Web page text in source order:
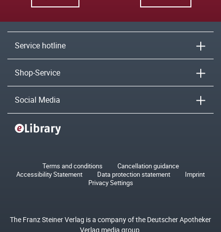
Service hotline
Shop-Service
Social Media
Terms and conditions
Cancellation guidance
Accessibility Statement
Data protection statement
Imprint
Privacy Settings
The Franz Steiner Verlag is a company of the Deutscher Apotheker
Verlag media group.